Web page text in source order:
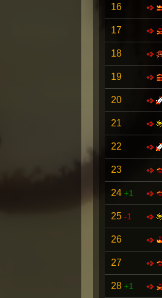
16
17
18
19
20
21
22
23
24 +1
25 -1
26
27
28 +1